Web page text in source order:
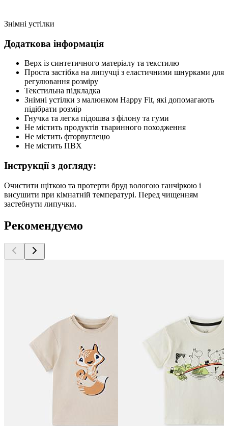
Знімні устілки
Додаткова інформація
Верх із синтетичного матеріалу та текстилю
Проста застібка на липучці з еластичними шнурками для
регулювання розміру
Текстильна підкладка
Знімні устілки з малюнком Happy Fit, які допомагають
підібрати розмір
Гнучка та легка підошва з філону та гуми
Не містить продуктів тваринного походження
Не містить фторвуглецю
Не містить ПВХ
Інструкції з догляду:
Очистити щіткою та протерти бруд вологою ганчіркою і
висушити при кімнатній температурі. Перед чищенням
застебнути липучки.
Рекомендуємо